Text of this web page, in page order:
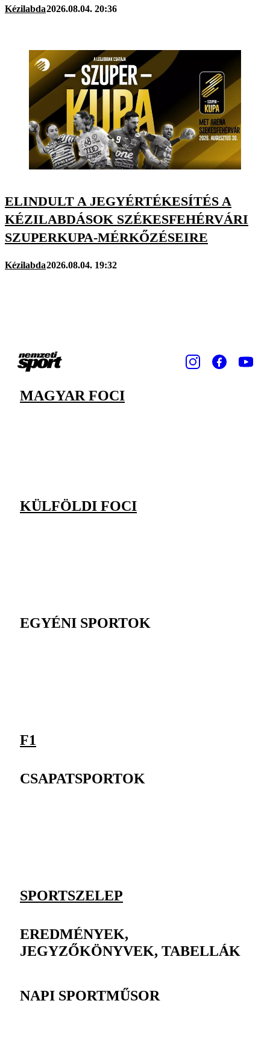
Kézilabda2026.08.04. 20:36
ELINDULT A JEGYÉRTÉKESÍTÉS A
KÉZILABDÁSOK SZÉKESFEHÉRVÁRI
SZUPERKUPA-MÉRKŐZÉSEIRE
Kézilabda2026.08.04. 19:32
MAGYAR FOCI
KÜLFÖLDI FOCI
EGYÉNI SPORTOK
F1
CSAPATSPORTOK
SPORTSZELEP
EREDMÉNYEK,
JEGYZŐKÖNYVEK, TABELLÁK
NAPI SPORTMŰSOR